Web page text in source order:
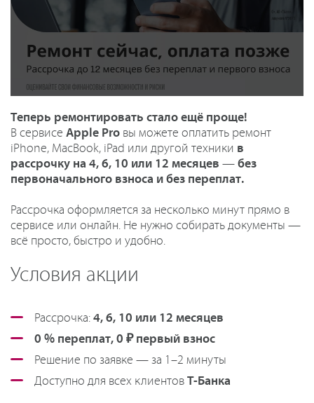
Теперь ремонтировать стало ещё проще!
В сервисе Apple Pro вы можете оплатить ремонт
iPhone, MacBook, iPad или другой техники в
рассрочку на 4, 6, 10 или 12 месяцев — без
первоначального взноса и без переплат.
Рассрочка оформляется за несколько минут прямо в
сервисе или онлайн. Не нужно собирать документы —
всё просто, быстро и удобно.
Условия акции
Рассрочка: 4, 6, 10 или 12 месяцев
0 % переплат, 0 ₽ первый взнос
Решение по заявке — за 1–2 минуты
Доступно для всех клиентов Т-Банка